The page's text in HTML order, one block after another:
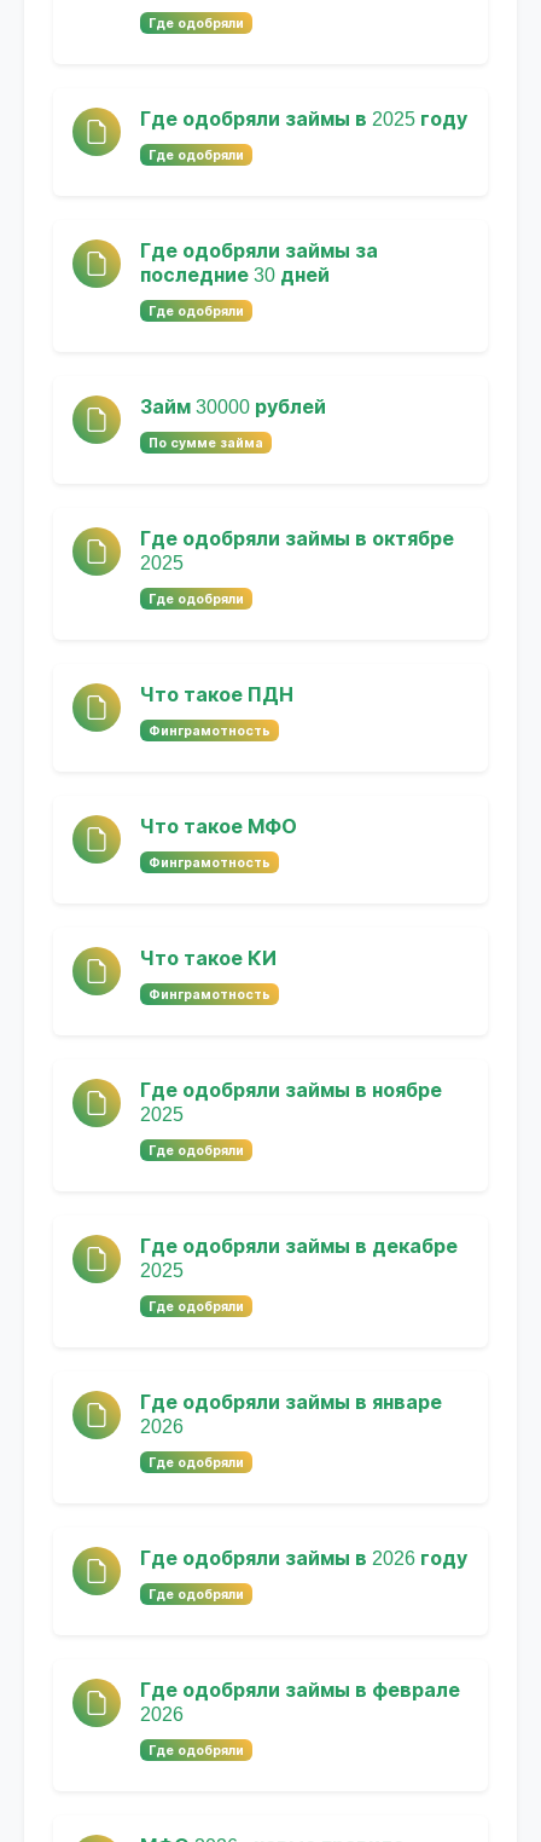
Где одобряли
Где одобряли займы в 2025 году
Где одобряли
Где одобряли займы за
последние 30 дней
Где одобряли
Займ 30000 рублей
По сумме займа
Где одобряли займы в октябре
2025
Где одобряли
Что такое ПДН
Финграмотность
Что такое МФО
Финграмотность
Что такое КИ
Финграмотность
Где одобряли займы в ноябре
2025
Где одобряли
Где одобряли займы в декабре
2025
Где одобряли
Где одобряли займы в январе
2026
Где одобряли
Где одобряли займы в 2026 году
Где одобряли
Где одобряли займы в феврале
2026
Где одобряли